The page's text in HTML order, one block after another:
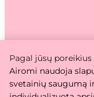
Pagal jūsų
Airomi naudoja
svetainių saugumą